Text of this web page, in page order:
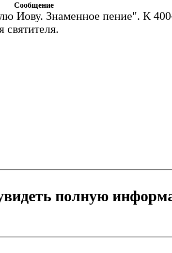
Сообщение
Иову. Знаменное пение". К
святителя.
полную